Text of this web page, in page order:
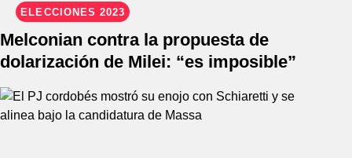
ELECCIONES 2023
Melconian contra la propuesta de
dolarización de Milei: “es imposible”